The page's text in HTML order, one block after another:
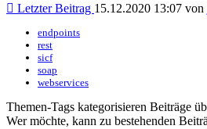
Letzter Beitrag 15.12.2020 13:07 von
endpoints
rest
sicf
soap
webservices
Themen-Tags kategorisieren Beiträge
Wer möchte, kann zu bestehenden